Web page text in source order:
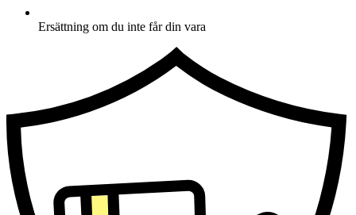
Ersättning om du inte får din vara